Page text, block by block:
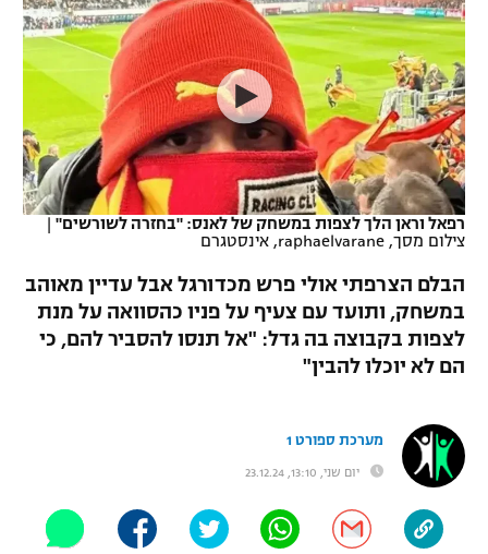
VOD
רץ ברשת
תוצאות
לוח שידורים
ברחבה
"מעל הליגה" – פודקאסט
"מחצית בשכונה" – פודקאסט
נבחרת ישראל
מכבי חיפה
בית"ר ירושלים
מכבי תל אביב
הפועל תל אביב
הפועל חיפה
הפועל באר שבע
בני יהודה
ליגה ספרדית
ליגה איטלקית
ליגה צרפתית
ליגה הולנדית
ליגה סינית
ליגה ברזילאית
כדורסל נשים
מכבי תל אביב
הפועל חולון
הפועל ירושלים
דני אבדיה
יורוליג
יורוקאפ
טניס
כדוריד
כדורעף
שחייה
ג'ודו
אגרוף
ספורט אולימפי
UFC
היאבקות WWE
אופניים
רפאל וראן הלך לצפות במשחק של לאנס: "בחזרה לשורשים" |
צילום מסך, raphaelvarane, אינסטגרם
הבלם הצרפתי אולי פרש מכדורגל אבל עדיין מאוהב
במשחק, ותועד עם צעיף על פניו כהסוואה על מנת
לצפות בקבוצה בה גדל: "אל תנסו להסביר להם, כי
הם לא יוכלו להבין"
מערכת ספורט 1
יום שני, 13:10, 23.12.24